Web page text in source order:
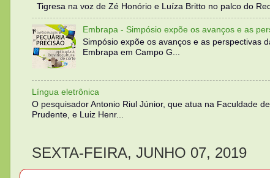
Tigresa na voz de Zé Honório e Luíza Britto no palco do
Embrapa - Simpósio expõe os avanços e as
Simpósio expõe os avanços e as perspectivas
Embrapa em Campo G...
Língua eletrônica
O pesquisador Antonio Riul Júnior, que atua na Faculdade
Prudente, e Luiz Henr...
SEXTA-FEIRA, JUNHO 07, 2019